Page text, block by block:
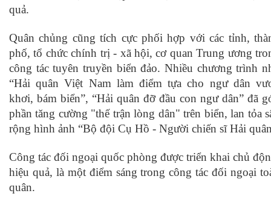
quả.
Quân chủng cũng tích cực phối hợp với các tỉnh,
phố, tổ chức chính trị - xã hội, cơ quan Trung ương
công tác tuyên truyền biển đảo. Nhiều chương trình
“Hải quân Việt Nam làm điểm tựa cho ngư dân
khơi, bám biển”, “Hải quân đỡ đầu con ngư dân” đã
phần tăng cường "thế trận lòng dân" trên biển, lan tỏa
rộng hình ảnh “Bộ đội Cụ Hồ - Người chiến sĩ Hải
Công tác đối ngoại quốc phòng được triển khai chủ
hiệu quả, là một điểm sáng trong công tác đối ngoại
quân.